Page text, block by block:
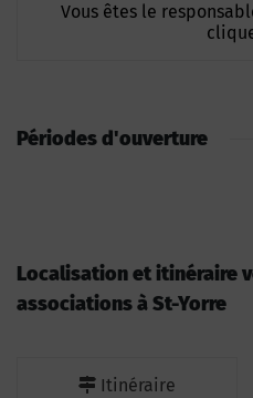
Vous êtes le
Périodes d'ouverture
Localisation et itinéraire
associations à St-Yorre
Itinéraire